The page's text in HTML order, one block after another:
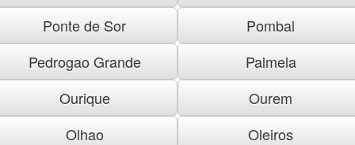
Ponte de Sor
Pombal
Pedrogao Grande
Palmela
Ourique
Ourem
Olhao
Oleiros